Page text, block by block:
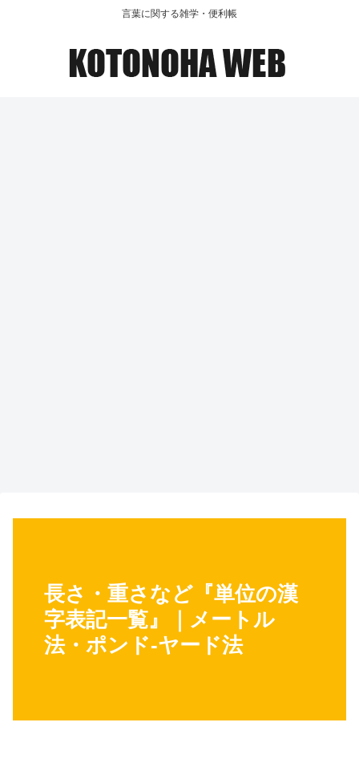
言葉に関する雑学・便利帳
長さ・重さなど『単位の漢
字表記一覧』｜メートル
法・ポンド-ヤード法